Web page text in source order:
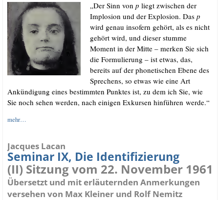
„Der Sinn von p liegt zwi­schen der
Implo­si­on und der Explo­si­on. Das p
wird genau inso­fern gehört, als es nicht
gehört wird, und die­ser stum­me
Moment in der Mit­te – mer­ken Sie sich
die For­mu­lie­rung – ist etwas, das,
bereits auf der pho­ne­ti­schen Ebe­ne des
Spre­chens, so etwas wie eine Art
Ankün­di­gung eines bestimm­ten Punk­tes ist, zu dem ich Sie, wie
Sie noch sehen wer­den, nach eini­gen Exkur­sen hin­füh­ren werde.“
mehr…
Jacques Lacan
Seminar IX, Die Identifizierung
(II) Sitzung vom 22. November 1961
Übersetzt und mit erläuternden Anmerkungen
versehen von Max Kleiner und Rolf Nemitz